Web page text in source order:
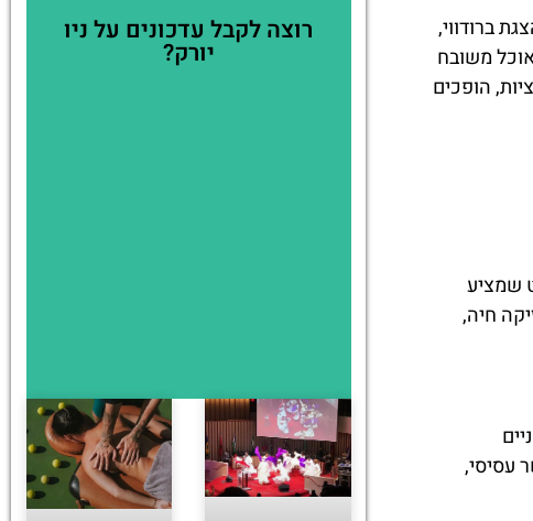
ברודווי,
מאוכל משובח
הופכים
שמציע
חיה,
עסיסי,
רוצה לקבל עדכונים על ניו
יורק?